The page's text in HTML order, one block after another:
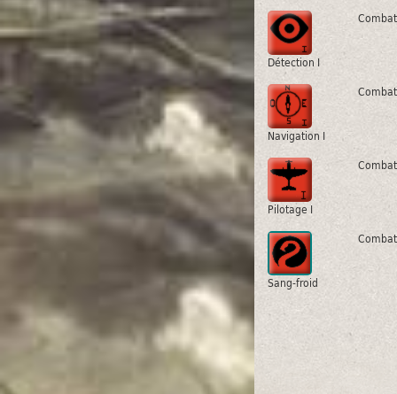
Détection I
Combat
Navigation I
Combat
Pilotage I
Combat
Sang-froid
Combat
Combat